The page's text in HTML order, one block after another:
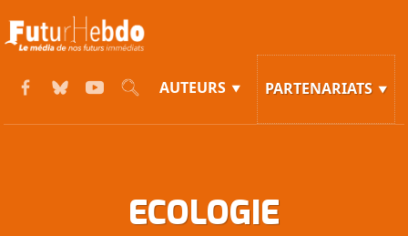
AUTEURS PARTENARIATS
ECOLOGIE